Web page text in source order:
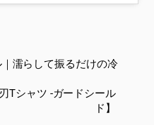
｜濡らして振るだけの冷
Tシャツ -ガードシール
ド】